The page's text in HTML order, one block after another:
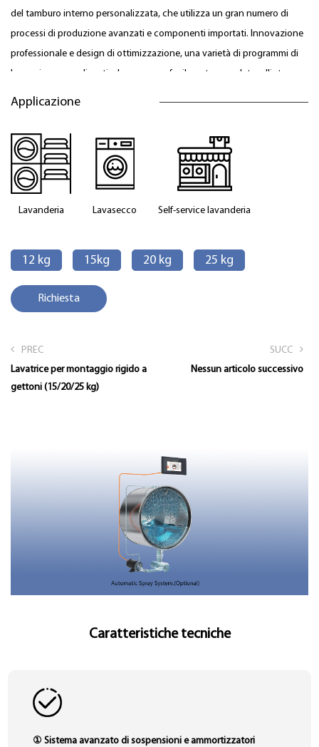
del tamburo interno personalizzata, che utilizza un gran numero di
processi di produzione avanzati e componenti importati. Innovazione
professionale e design di ottimizzazione, una varietà di programmi di
lavaggio personalizzati, che possono facilmente completare l'intero
processo di lavaggio con un clic.
più funzioni, una configurazione più elevata e un grado di automazione
più elevato ed è particolarmente adatta per lavanderie professionali
con esigenze più personalizzate.
Applicazione
Lavanderia Lavasecco Self-service lavanderia
12 kg 15kg 20 kg 25 kg
Richiesta
PREC
Lavatrice per montaggio rigido a
gettoni (15/20/25 kg)
SUCC
Nessun articolo successivo
Caratteristiche tecniche
① Sistema avanzato di sospensioni e ammortizzatori